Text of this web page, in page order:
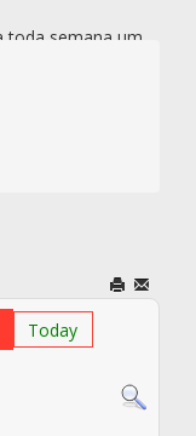
toda semana um
só por e-mail.
Today